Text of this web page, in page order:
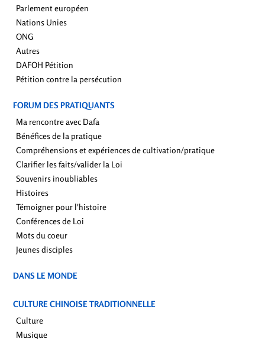
Parlement européen
Nations Unies
ONG
Autres
DAFOH Pétition
Pétition contre la persécution
FORUM DES PRATIQUANTS
Ma rencontre avec Dafa
Bénéfices de la pratique
Compréhensions et expériences de cultivation/pratique
Clarifier les faits/valider la Loi
Souvenirs inoubliables
Histoires
Témoigner pour l'histoire
Conférences de Loi
Mots du coeur
Jeunes disciples
DANS LE MONDE
CULTURE CHINOISE TRADITIONNELLE
Culture
Musique